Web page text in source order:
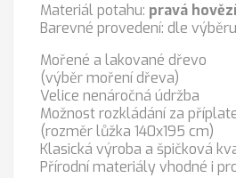
Materiál potahu: pravá
Barevné provedení: dle výběru
Mořené a lakované dřevo
(výběr moření dřeva)
Velice nenáročná údržba
Možnost rozkládání za
(rozměr lůžka 140x195 cm)
Klasická výroba a špičková
Přírodní materiály vhodné i